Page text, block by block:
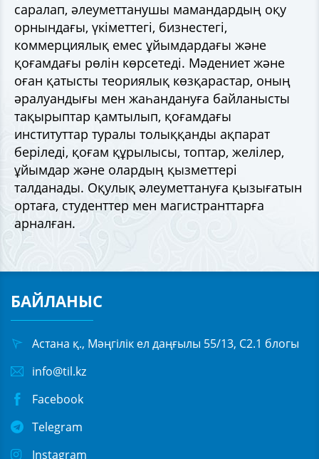
саралап, әлеуметтанушы мамандардың оқу
орнындағы, үкіметтегі, бизнестегі,
коммерциялық емес ұйымдардағы және
қоғамдағы рөлін көрсетеді. Мәдениет және
оған қатысты теориялық көзқарастар, оның
әралуандығы мен жаһандануға байланысты
тақырыптар қамтылып, қоғамдағы
институттар туралы толыққанды ақпарат
беріледі, қоғам құрылысы, топтар, желілер,
ұйымдар және олардың қызметтерi
талданады. Оқулық әлеуметтануға қызығатын
ортаға, студенттер мен магистранттарға
арналған.
БАЙЛАНЫС
Астана қ., Мәңгілік ел даңғылы 55/13, С2.1 блогы
info@til.kz
Facebook
Telegram
Instagram